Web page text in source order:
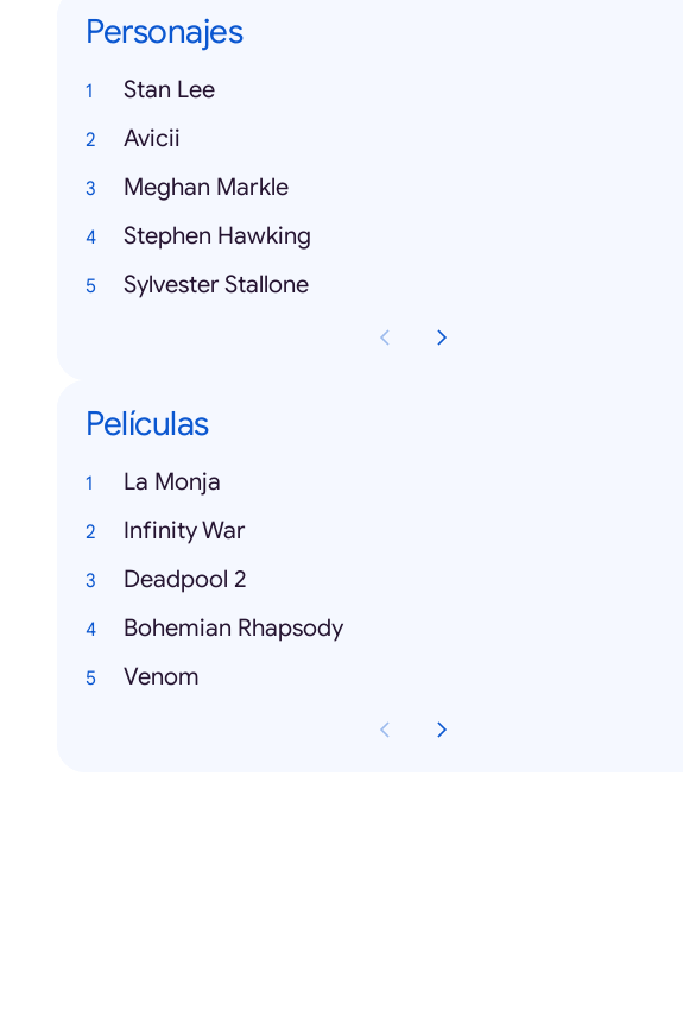
Personajes
Stan Lee
Avicii
Meghan Markle
Stephen Hawking
Sylvester Stallone
Películas
La Monja
Infinity War
Deadpool 2
Bohemian Rhapsody
Venom